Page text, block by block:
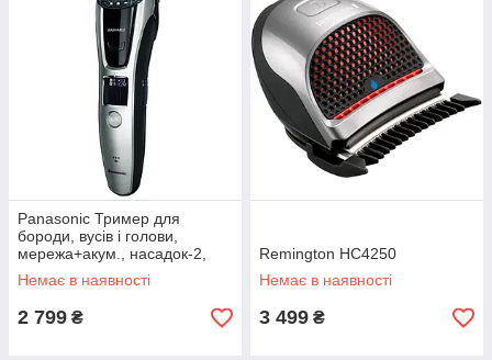
Panasonic Тример для
бороди, вусів і голови,
мережа+акум., насадок-2,
кейс, сталь, чорно-сірий
Немає в наявності
2 799 ₴
Remington HC4250
Немає в наявності
3 499 ₴